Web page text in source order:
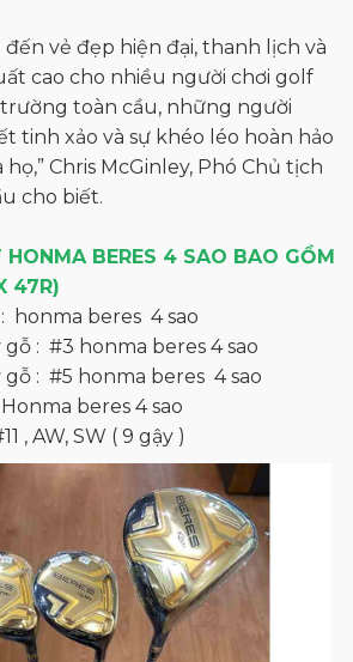
đến vẻ đẹp hiện đại, thanh lịch và
cao cho nhiều người chơi golf
toàn cầu, những người
tinh xảo và sự khéo léo hoàn hảo
Chris McGinley, Phó Chủ tịch
cho biết.
HONMA BERES 4 SAO BAO GỒM
47R)
honma beres 4 sao
: #3 honma beres 4 sao
: #5 honma beres 4 sao
beres 4 sao
, AW, SW ( 9 gậy )